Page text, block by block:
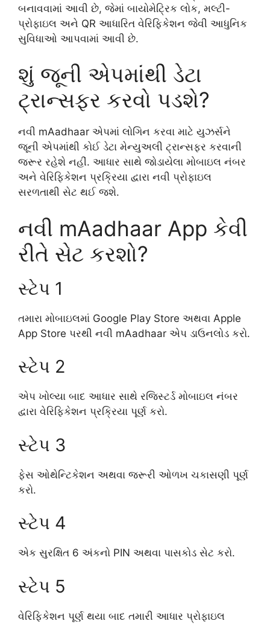
બનાવવામાં આવી છે, જેમાં બાયોમેટ્રિક લોક, મલ્ટી-
પ્રોફાઇલ અને QR આધારિત વેરિફિકેશન જેવી આધુનિક
સુવિધાઓ આપવામાં આવી છે.
શું જૂની એપમાંથી ડેટા
ટ્રાન્સફર કરવો પડશે?
નવી mAadhaar એપમાં લોગિન કરવા માટે યુઝર્સને
જૂની એપમાંથી કોઈ ડેટા મેન્યુઅલી ટ્રાન્સફર કરવાની
જરૂર રહેશે નહીં. આધાર સાથે જોડાયેલા મોબાઇલ નંબર
અને વેરિફિકેશન પ્રક્રિયા દ્વારા નવી પ્રોફાઇલ
સરળતાથી સેટ થઈ જશે.
નવી mAadhaar App કેવી
રીતે સેટ કરશો?
સ્ટેપ 1
તમારા મોબાઇલમાં Google Play Store અથવા Apple
App Store પરથી નવી mAadhaar એપ ડાઉનલોડ કરો.
સ્ટેપ 2
એપ ખોલ્યા બાદ આધાર સાથે રજિસ્ટર્ડ મોબાઇલ નંબર
દ્વારા વેરિફિકેશન પ્રક્રિયા પૂર્ણ કરો.
સ્ટેપ 3
ફેસ ઓથેન્ટિકેશન અથવા જરૂરી ઓળખ ચકાસણી પૂર્ણ
કરો.
સ્ટેપ 4
એક સુરક્ષિત 6 અંકનો PIN અથવા પાસકોડ સેટ કરો.
સ્ટેપ 5
વેરિફિકેશન પૂર્ણ થયા બાદ તમારી આધાર પ્રોફાઇલ